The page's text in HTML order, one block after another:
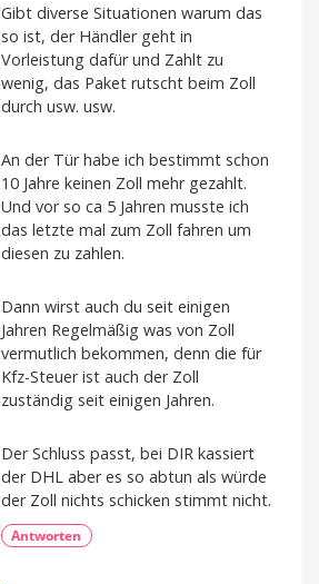
Gibt diverse Situationen warum das
so ist, der Händler geht in
Vorleistung dafür und Zahlt zu
wenig, das Paket rutscht beim Zoll
durch usw. usw.
An der Tür habe ich bestimmt schon
10 Jahre keinen Zoll mehr gezahlt.
Und vor so ca 5 Jahren musste ich
das letzte mal zum Zoll fahren um
diesen zu zahlen.
Dann wirst auch du seit einigen
Jahren Regelmäßig was von Zoll
vermutlich bekommen, denn die für
Kfz-Steuer ist auch der Zoll
zuständig seit einigen Jahren.
Der Schluss passt, bei DIR kassiert
der DHL aber es so abtun als würde
der Zoll nichts schicken stimmt nicht.
Antworten